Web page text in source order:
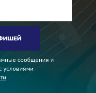
сообщения и
условиями